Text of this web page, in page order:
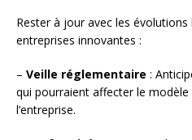
Rester à jour avec les
entreprises innovantes :
– Veille réglementaire :
qui pourraient affecter le modèle
l’entreprise.